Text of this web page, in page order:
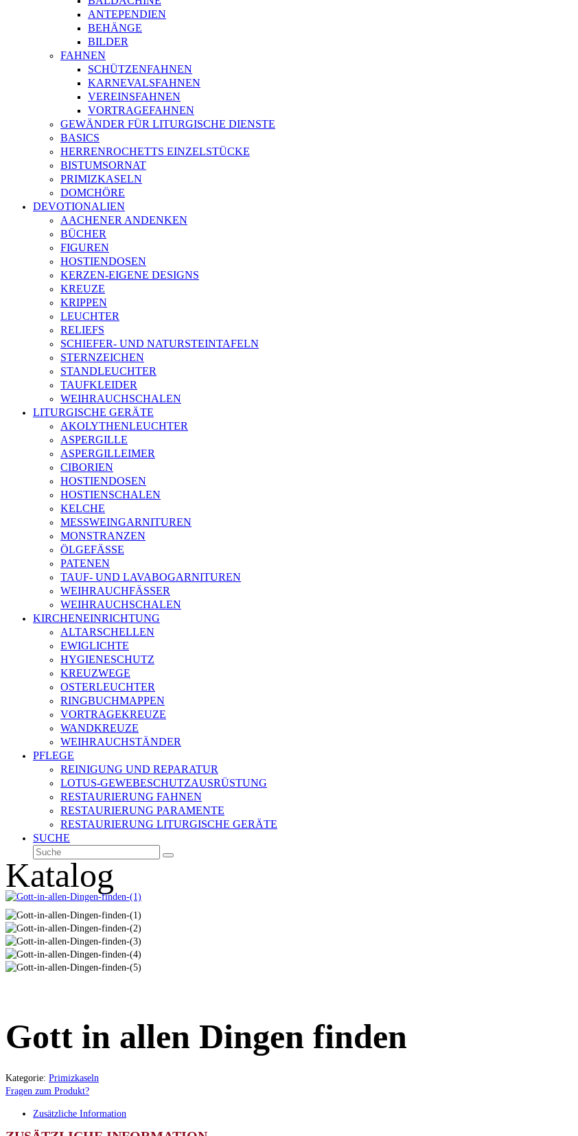
ANTEPENDIEN
BEHÄNGE
BILDER
FAHNEN
SCHÜTZENFAHNEN
KARNEVALSFAHNEN
VEREINSFAHNEN
VORTRAGEFAHNEN
GEWÄNDER FÜR LITURGISCHE DIENSTE
BASICS
HERRENROCHETTS EINZELSTÜCKE
BISTUMSORNAT
PRIMIZKASELN
DOMCHÖRE
DEVOTIONALIEN
AACHENER ANDENKEN
BÜCHER
FIGUREN
HOSTIENDOSEN
KERZEN-EIGENE DESIGNS
KREUZE
KRIPPEN
LEUCHTER
RELIEFS
SCHIEFER- UND NATURSTEINTAFELN
STERNZEICHEN
STANDLEUCHTER
TAUFKLEIDER
WEIHRAUCHSCHALEN
LITURGISCHE GERÄTE
AKOLYTHENLEUCHTER
ASPERGILLE
ASPERGILLEIMER
CIBORIEN
HOSTIENDOSEN
HOSTIENSCHALEN
KELCHE
MESSWEINGARNITUREN
MONSTRANZEN
ÖLGEFÄSSE
PATENEN
TAUF- UND LAVABOGARNITUREN
WEIHRAUCHFÄSSER
WEIHRAUCHSCHALEN
KIRCHENEINRICHTUNG
ALTARSCHELLEN
EWIGLICHTE
HYGIENESCHUTZ
KREUZWEGE
OSTERLEUCHTER
RINGBUCHMAPPEN
VORTRAGEKREUZE
WANDKREUZE
WEIHRAUCHSTÄNDER
PFLEGE
REINIGUNG UND REPARATUR
LOTUS-GEWEBESCHUTZAUSRÜSTUNG
RESTAURIERUNG FAHNEN
RESTAURIERUNG PARAMENTE
RESTAURIERUNG LITURGISCHE GERÄTE
SUCHE
Suche
Senden
Katalog
Gott in allen Dingen finden
Kategorie: Primizkaseln
Fragen zum Produkt?
Zusätzliche Information